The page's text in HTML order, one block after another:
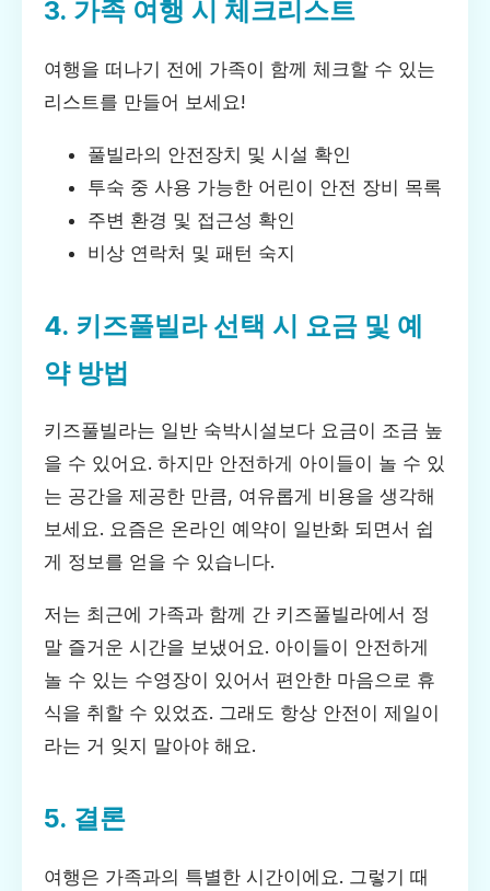
3. 가족 여행 시 체크리스트
여행을 떠나기 전에 가족이 함께 체크할 수 있는
리스트를 만들어 보세요!
풀빌라의 안전장치 및 시설 확인
투숙 중 사용 가능한 어린이 안전 장비 목록
주변 환경 및 접근성 확인
비상 연락처 및 패턴 숙지
4. 키즈풀빌라 선택 시 요금 및 예
약 방법
키즈풀빌라는 일반 숙박시설보다 요금이 조금 높
을 수 있어요. 하지만 안전하게 아이들이 놀 수 있
는 공간을 제공한 만큼, 여유롭게 비용을 생각해
보세요. 요즘은 온라인 예약이 일반화 되면서 쉽
게 정보를 얻을 수 있습니다.
저는 최근에 가족과 함께 간 키즈풀빌라에서 정
말 즐거운 시간을 보냈어요. 아이들이 안전하게
놀 수 있는 수영장이 있어서 편안한 마음으로 휴
식을 취할 수 있었죠. 그래도 항상 안전이 제일이
라는 거 잊지 말아야 해요.
5. 결론
여행은 가족과의 특별한 시간이에요. 그렇기 때